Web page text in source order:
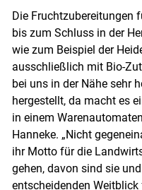
Die Fruchtzubereitungen
bis zum Schluss in der
wie zum Beispiel der
ausschließlich mit Bio-
bei uns in der Nähe sehr
hergestellt, da macht es
in einem
Hanneke. „Nicht
ihr Motto für die
gehen, davon sind sie
entscheidenden